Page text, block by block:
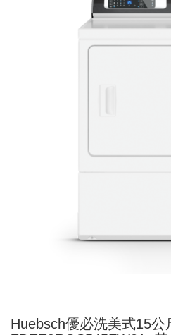
Huebsch優必洗美式15公